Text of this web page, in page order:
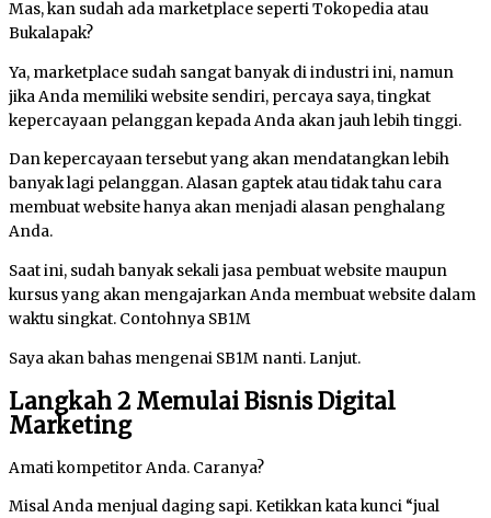
Mas, kan sudah ada marketplace seperti Tokopedia atau
Bukalapak?
Ya, marketplace sudah sangat banyak di industri ini, namun
jika Anda memiliki website sendiri, percaya saya, tingkat
kepercayaan pelanggan kepada Anda akan jauh lebih tinggi.
Dan kepercayaan tersebut yang akan mendatangkan lebih
banyak lagi pelanggan. Alasan gaptek atau tidak tahu cara
membuat website hanya akan menjadi alasan penghalang
Anda.
Saat ini, sudah banyak sekali jasa pembuat website maupun
kursus yang akan mengajarkan Anda membuat website dalam
waktu singkat. Contohnya SB1M
Saya akan bahas mengenai SB1M nanti. Lanjut.
Langkah 2 Memulai Bisnis Digital
Marketing
Amati kompetitor Anda. Caranya?
Misal Anda menjual daging sapi. Ketikkan kata kunci “jual